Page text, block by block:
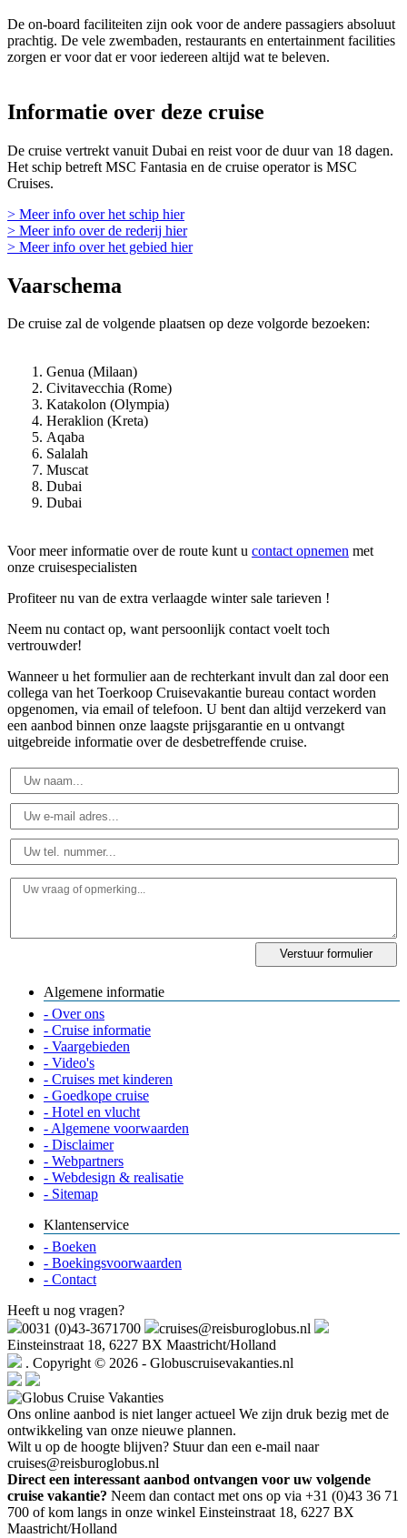
De on-board faciliteiten zijn ook voor de andere passagiers absoluut
prachtig. De vele zwembaden, restaurants en entertainment facilities
zorgen er voor dat er voor iedereen altijd wat te beleven.
Informatie over deze cruise
De cruise vertrekt vanuit Dubai en reist voor de duur van 18 dagen.
Het schip betreft MSC Fantasia en de cruise operator is MSC
Cruises.
> Meer info over het schip hier
> Meer info over de rederij hier
> Meer info over het gebied hier
Vaarschema
De cruise zal de volgende plaatsen op deze volgorde bezoeken:
Genua (Milaan)
Civitavecchia (Rome)
Katakolon (Olympia)
Heraklion (Kreta)
Aqaba
Salalah
Muscat
Dubai
Dubai
Voor meer informatie over de route kunt u contact opnemen met
onze cruisespecialisten
Profiteer nu van de extra verlaagde winter sale tarieven !
Neem nu contact op, want persoonlijk contact voelt toch
vertrouwder!
Wanneer u het formulier aan de rechterkant invult dan zal door een
collega van het Toerkoop Cruisevakantie bureau contact worden
opgenomen, via email of telefoon. U bent dan altijd verzekerd van
een aanbod binnen onze laagste prijsgarantie en u ontvangt
uitgebreide informatie over de desbetreffende cruise.
Algemene informatie
- Over ons
- Cruise informatie
- Vaargebieden
- Video's
- Cruises met kinderen
- Goedkope cruise
- Hotel en vlucht
- Algemene voorwaarden
- Disclaimer
- Webpartners
- Webdesign & realisatie
- Sitemap
Klantenservice
- Boeken
- Boekingsvoorwaarden
- Contact
Heeft u nog vragen?
0031 (0)43-3671700
cruises@reisburoglobus.nl
Einsteinstraat 18, 6227 BX Maastricht/Holland
. Copyright © 2026 - Globuscruisevakanties.nl
Ons online aanbod is niet langer actueel We zijn druk bezig met de
ontwikkeling van onze nieuwe plannen.
Wilt u op de hoogte blijven? Stuur dan een e-mail naar
cruises@reisburoglobus.nl
Direct een interessant aanbod ontvangen voor uw volgende
cruise vakantie? Neem dan contact met ons op via +31 (0)43 36 71
700 of kom langs in onze winkel Einsteinstraat 18, 6227 BX
Maastricht/Holland